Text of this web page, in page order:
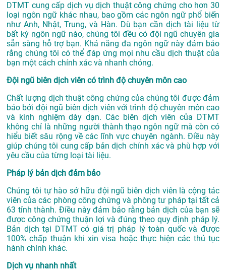
DTMT cung cấp dịch vụ dịch thuật công chứng cho hơn 30
loại ngôn ngữ khác nhau, bao gồm các ngôn ngữ phổ biến
như Anh, Nhật, Trung, và Hàn. Dù bạn cần dịch tài liệu từ
bất kỳ ngôn ngữ nào, chúng tôi đều có đội ngũ chuyên gia
sẵn sàng hỗ trợ bạn. Khả năng đa ngôn ngữ này đảm bảo
rằng chúng tôi có thể đáp ứng mọi nhu cầu dịch thuật của
bạn một cách chính xác và nhanh chóng.
Đội ngũ biên dịch viên có trình độ chuyên môn cao
Chất lượng dịch thuật công chứng của chúng tôi được đảm
bảo bởi đội ngũ biên dịch viên với trình độ chuyên môn cao
và kinh nghiệm dày dạn. Các biên dịch viên của DTMT
không chỉ là những người thành thạo ngôn ngữ mà còn có
hiểu biết sâu rộng về các lĩnh vực chuyên ngành. Điều này
giúp chúng tôi cung cấp bản dịch chính xác và phù hợp với
yêu cầu của từng loại tài liệu.
Pháp lý bản dịch đảm bảo
Chúng tôi tự hào sở hữu đội ngũ biên dịch viên là cộng tác
viên của các phòng công chứng và phòng tư pháp tại tất cả
63 tỉnh thành. Điều này đảm bảo rằng bản dịch của bạn sẽ
được công chứng thuận lợi và đúng theo quy định pháp lý.
Bản dịch tại DTMT có giá trị pháp lý toàn quốc và được
100% chấp thuận khi xin visa hoặc thực hiện các thủ tục
hành chính khác.
Dịch vụ nhanh nhất